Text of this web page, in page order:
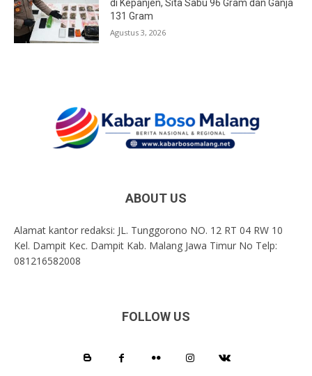
di Kepanjen, Sita Sabu 96 Gram dan Ganja
131 Gram
Agustus 3, 2026
ABOUT US
Alamat kantor redaksi: JL. Tunggorono NO. 12 RT 04 RW 10
Kel. Dampit Kec. Dampit Kab. Malang Jawa Timur No Telp:
081216582008
FOLLOW US